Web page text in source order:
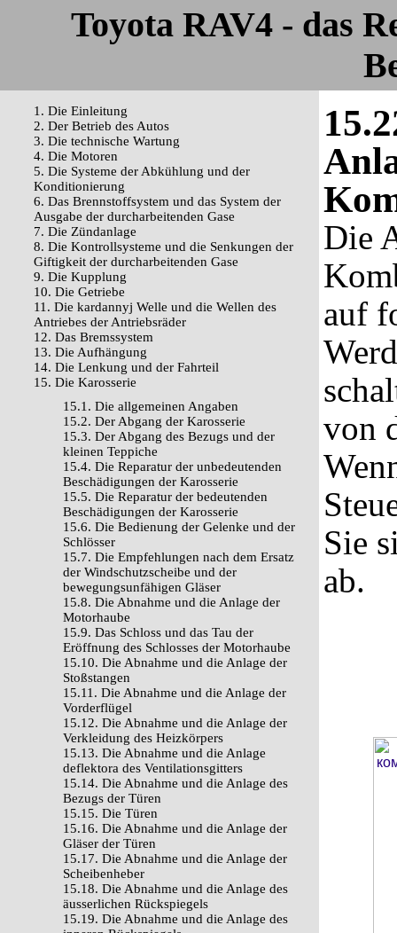
Toyota RAV4 - das
1. Die Einleitung
2. Der Betrieb des Autos
3. Die technische Wartung
4. Die Motoren
5. Die Systeme der Abkühlung und der
Konditionierung
6. Das Brennstoffsystem und das System der
Ausgabe der durcharbeitenden Gase
7. Die Zündanlage
8. Die Kontrollsysteme und die Senkungen der
Giftigkeit der durcharbeitenden Gase
9. Die Kupplung
10. Die Getriebe
11. Die kardannyj Welle und die Wellen des
Antriebes der Antriebsräder
12. Das Bremssystem
13. Die Aufhängung
14. Die Lenkung und der Fahrteil
15. Die Karosserie
15.1. Die allgemeinen Angaben
15.2. Der Abgang der Karosserie
15.3. Der Abgang des Bezugs und der
kleinen Teppiche
15.4. Die Reparatur der unbedeutenden
Beschädigungen der Karosserie
15.5. Die Reparatur der bedeutenden
Beschädigungen der Karosserie
15.6. Die Bedienung der Gelenke und der
Schlösser
15.7. Die Empfehlungen nach dem Ersatz
der Windschutzscheibe und der
bewegungsunfähigen Gläser
15.8. Die Abnahme und die Anlage der
Motorhaube
15.9. Das Schloss und das Tau der
Eröffnung des Schlosses der Motorhaube
15.10. Die Abnahme und die Anlage der
Stoßstangen
15.11. Die Abnahme und die Anlage der
Vorderflügel
15.12. Die Abnahme und die Anlage der
Verkleidung des Heizkörpers
15.13. Die Abnahme und die Anlage
deflektora des Ventilationsgitters
15.14. Die Abnahme und die Anlage des
Bezugs der Türen
15.15. Die Türen
15.16. Die Abnahme und die Anlage der
Gläser der Türen
15.17. Die Abnahme und die Anlage der
Scheibenheber
15.18. Die Abnahme und die Anlage des
äusserlichen Rückspiegels
15.19. Die Abnahme und die Anlage des
Die
auf
von
Sie
ab.